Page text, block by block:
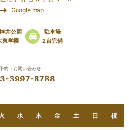
Google map
井公園
泉学園
駐車場
2台完備
約・お問い合わせ
3997-8788
水 木 金 土 日 祝